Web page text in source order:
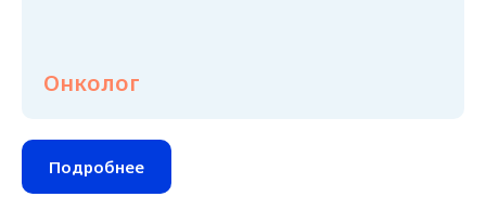
Онколог
Подробнее